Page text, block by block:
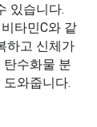
있습니다.
타민C와 같
하고 신체가
수화물 분
와줍니다.